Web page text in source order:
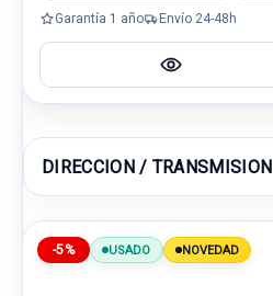
Garantía 1 año Envío 24-48h
DIRECCION / TRANSMISION
-5% USADO NOVEDAD